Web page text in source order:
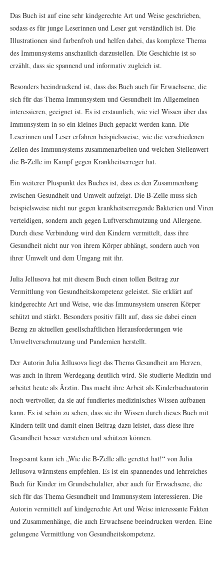
Das Buch ist auf eine sehr kindgerechte Art und Weise geschrieben,
sodass es für junge Leserinnen und Leser gut verständlich ist. Die
Illustrationen sind farbenfroh und helfen dabei, das komplexe Thema
des Immunsystems anschaulich darzustellen. Die Geschichte ist so
erzählt, dass sie spannend und informativ zugleich ist.
Besonders beeindruckend ist, dass das Buch auch für Erwachsene, die
sich für das Thema Immunsystem und Gesundheit im Allgemeinen
interessieren, geeignet ist. Es ist erstaunlich, wie viel Wissen über das
Immunsystem in so ein kleines Buch gepackt werden kann. Die
Leserinnen und Leser erfahren beispielsweise, wie die verschiedenen
Zellen des Immunsystems zusammenarbeiten und welchen Stellenwert
die B-Zelle im Kampf gegen Krankheitserreger hat.
Ein weiterer Pluspunkt des Buches ist, dass es den Zusammenhang
zwischen Gesundheit und Umwelt aufzeigt. Die B-Zelle muss sich
beispielsweise nicht nur gegen krankheitserregende Bakterien und Viren
verteidigen, sondern auch gegen Luftverschmutzung und Allergene.
Durch diese Verbindung wird den Kindern vermittelt, dass ihre
Gesundheit nicht nur von ihrem Körper abhängt, sondern auch von
ihrer Umwelt und dem Umgang mit ihr.
Julia Jellusova hat mit diesem Buch einen tollen Beitrag zur
Vermittlung von Gesundheitskompetenz geleistet. Sie erklärt auf
kindgerechte Art und Weise, wie das Immunsystem unseren Körper
schützt und stärkt. Besonders positiv fällt auf, dass sie dabei einen
Bezug zu aktuellen gesellschaftlichen Herausforderungen wie
Umweltverschmutzung und Pandemien herstellt.
Der Autorin Julia Jellusova liegt das Thema Gesundheit am Herzen,
was auch in ihrem Werdegang deutlich wird. Sie studierte Medizin und
arbeitet heute als Ärztin. Das macht ihre Arbeit als Kinderbuchautorin
noch wertvoller, da sie auf fundiertes medizinisches Wissen aufbauen
kann. Es ist schön zu sehen, dass sie ihr Wissen durch dieses Buch mit
Kindern teilt und damit einen Beitrag dazu leistet, dass diese ihre
Gesundheit besser verstehen und schützen können.
Insgesamt kann ich „Wie die B-Zelle alle gerettet hat!“ von Julia
Jellusova wärmstens empfehlen. Es ist ein spannendes und lehrreiches
Buch für Kinder im Grundschulalter, aber auch für Erwachsene, die
sich für das Thema Gesundheit und Immunsystem interessieren. Die
Autorin vermittelt auf kindgerechte Art und Weise interessante Fakten
und Zusammenhänge, die auch Erwachsene beeindrucken werden. Eine
gelungene Vermittlung von Gesundheitskompetenz.